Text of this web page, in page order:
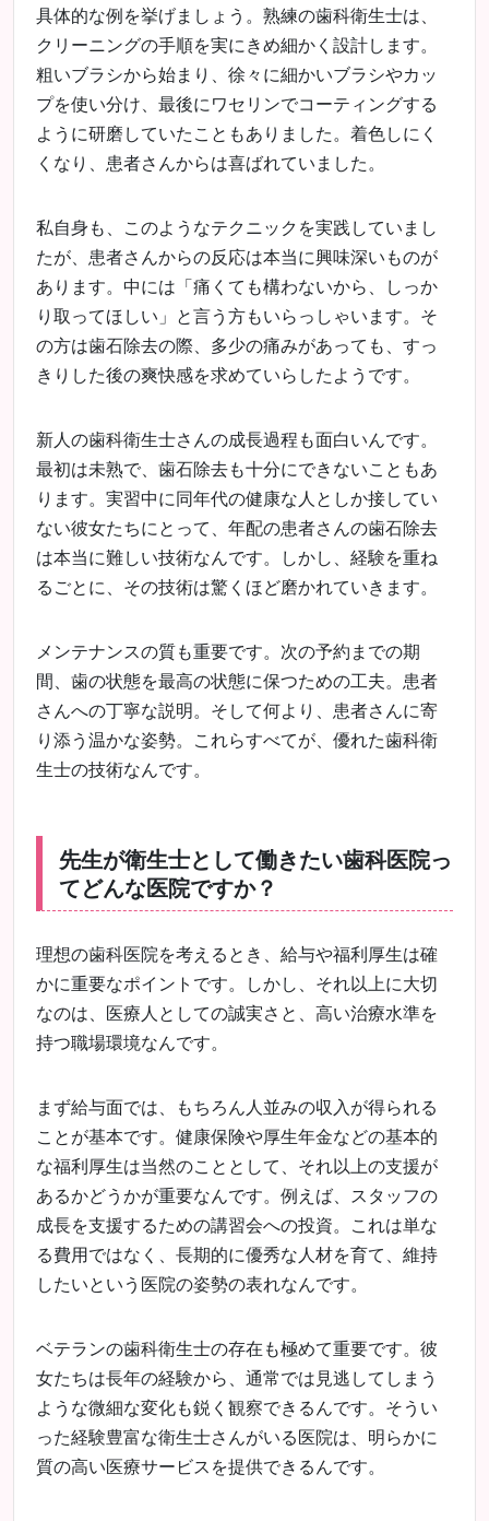
具体的な例を挙げましょう。熟練の歯科衛生士は、
クリーニングの手順を実にきめ細かく設計します。
粗いブラシから始まり、徐々に細かいブラシやカッ
プを使い分け、最後にワセリンでコーティングする
ように研磨していたこともありました。着色しにく
くなり、患者さんからは喜ばれていました。
私自身も、このようなテクニックを実践していまし
たが、患者さんからの反応は本当に興味深いものが
あります。中には「痛くても構わないから、しっか
り取ってほしい」と言う方もいらっしゃいます。そ
の方は歯石除去の際、多少の痛みがあっても、すっ
きりした後の爽快感を求めていらしたようです。
新人の歯科衛生士さんの成長過程も面白いんです。
最初は未熟で、歯石除去も十分にできないこともあ
ります。実習中に同年代の健康な人としか接してい
ない彼女たちにとって、年配の患者さんの歯石除去
は本当に難しい技術なんです。しかし、経験を重ね
るごとに、その技術は驚くほど磨かれていきます。
メンテナンスの質も重要です。次の予約までの期
間、歯の状態を最高の状態に保つための工夫。患者
さんへの丁寧な説明。そして何より、患者さんに寄
り添う温かな姿勢。これらすべてが、優れた歯科衛
生士の技術なんです。
先生が衛生士として働きたい歯科医院っ
てどんな医院ですか？
理想の歯科医院を考えるとき、給与や福利厚生は確
かに重要なポイントです。しかし、それ以上に大切
なのは、医療人としての誠実さと、高い治療水準を
持つ職場環境なんです。
まず給与面では、もちろん人並みの収入が得られる
ことが基本です。健康保険や厚生年金などの基本的
な福利厚生は当然のこととして、それ以上の支援が
あるかどうかが重要なんです。例えば、スタッフの
成長を支援するための講習会への投資。これは単な
る費用ではなく、長期的に優秀な人材を育て、維持
したいという医院の姿勢の表れなんです。
ベテランの歯科衛生士の存在も極めて重要です。彼
女たちは長年の経験から、通常では見逃してしまう
ような微細な変化も鋭く観察できるんです。そうい
った経験豊富な衛生士さんがいる医院は、明らかに
質の高い医療サービスを提供できるんです。